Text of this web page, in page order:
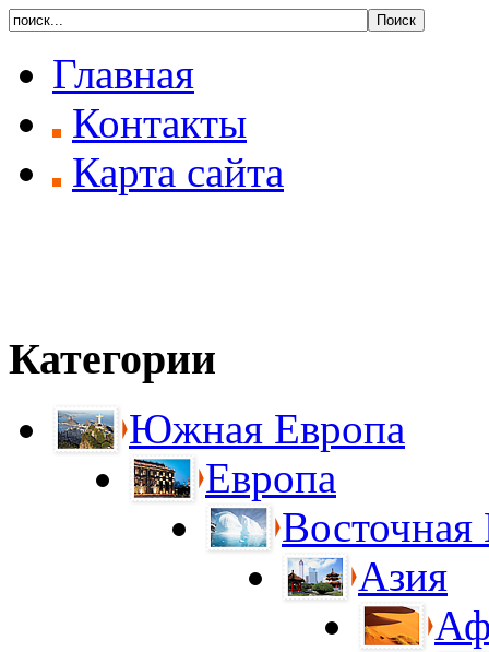
Главная
Контакты
Карта сайта
Категории
Южная Европа
Европа
Восточная
Азия